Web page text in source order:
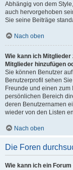
Abhängig von dem
auch hervorgehoben
Sie seine Beiträge
Nach oben
Wie kann ich
Mitglieder hinzufügen
Sie können Benutzer
Benutzerprofil sehen
Freunde und einen
persönlichen Bereich
deren Benutzernamen
wieder von den Listen
Nach oben
Die Foren
Wie kann ich ein